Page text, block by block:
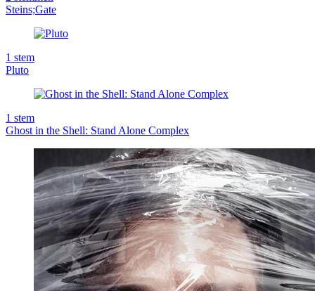
Steins;Gate
1 stem
Pluto
1 stem
Ghost in the Shell: Stand Alone Complex